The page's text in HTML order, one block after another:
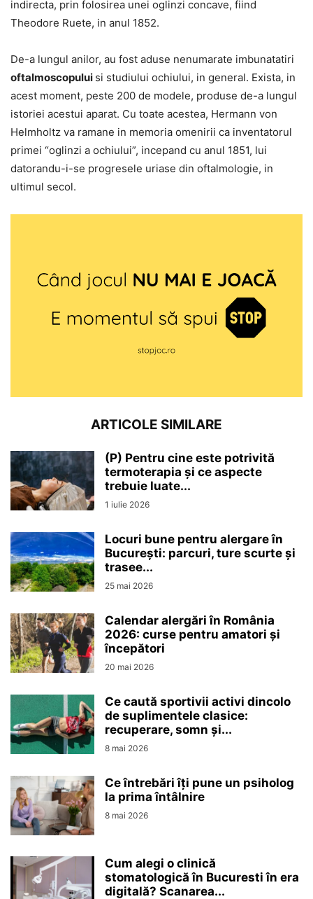
indirecta, prin folosirea unei oglinzi concave, fiind
Theodore Ruete, in anul 1852.
De-a lungul anilor, au fost aduse nenumarate imbunatatiri
oftalmoscopului si studiului ochiului, in general. Exista, in
acest moment, peste 200 de modele, produse de-a lungul
istoriei acestui aparat. Cu toate acestea, Hermann von
Helmholtz va ramane in memoria omenirii ca inventatorul
primei “oglinzi a ochiului”, incepand cu anul 1851, lui
datorandu-i-se progresele uriase din oftalmologie, in
ultimul secol.
ARTICOLE SIMILARE
(P) Pentru cine este potrivită
termoterapia și ce aspecte
trebuie luate...
1 iulie 2026
Locuri bune pentru alergare în
București: parcuri, ture scurte și
trasee...
25 mai 2026
Calendar alergări în România
2026: curse pentru amatori și
începători
20 mai 2026
Ce caută sportivii activi dincolo
de suplimentele clasice:
recuperare, somn și...
8 mai 2026
Ce întrebări îți pune un psiholog
la prima întâlnire
8 mai 2026
Cum alegi o clinică
stomatologică în Bucuresti în era
digitală? Scanarea...